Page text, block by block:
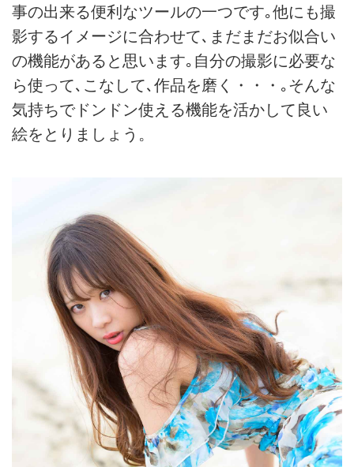
事の出来る便利なツールの一つです｡他にも撮
影するイメージに合わせて､まだまだお似合い
の機能があると思います｡自分の撮影に必要な
ら使って､こなして､作品を磨く・・・｡そんな
気持ちでドンドン使える機能を活かして良い
絵をとりましょう。